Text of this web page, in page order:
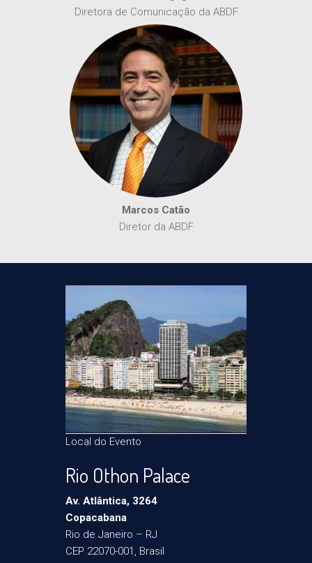
Diretora de Comunicação da ABDF
Marcos Catão
Diretor da ABDF
Local do Evento
Rio Othon Palace
Av. Atlântica, 3264
Copacabana
Rio de Janeiro – RJ
CEP 22070-001, Brasil